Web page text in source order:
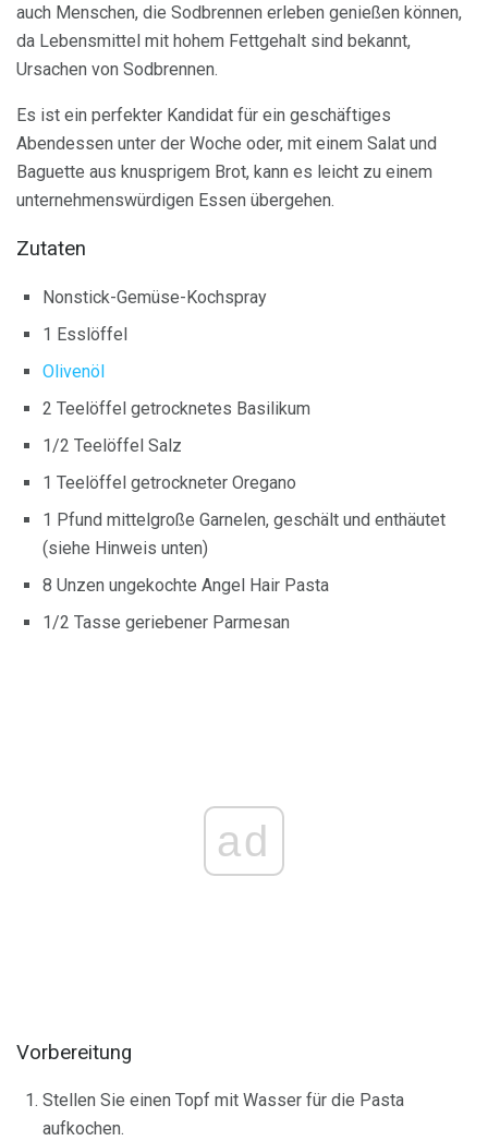
auch Menschen, die Sodbrennen erleben genießen können,
da Lebensmittel mit hohem Fettgehalt sind bekannt,
Ursachen von Sodbrennen.
Es ist ein perfekter Kandidat für ein geschäftiges
Abendessen unter der Woche oder, mit einem Salat und
Baguette aus knusprigem Brot, kann es leicht zu einem
unternehmenswürdigen Essen übergehen.
Zutaten
Nonstick-Gemüse-Kochspray
1 Esslöffel
Olivenöl
2 Teelöffel getrocknetes Basilikum
1/2 Teelöffel Salz
1 Teelöffel getrockneter Oregano
1 Pfund mittelgroße Garnelen, geschält und enthäutet
(siehe Hinweis unten)
8 Unzen ungekochte Angel Hair Pasta
1/2 Tasse geriebener Parmesan
ad
Vorbereitung
Stellen Sie einen Topf mit Wasser für die Pasta
aufkochen.